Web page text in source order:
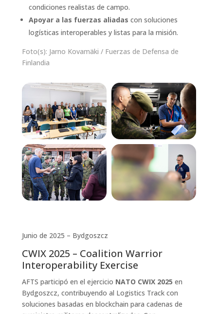
condiciones realistas de campo.
Apoyar a las fuerzas aliadas con soluciones
logísticas interoperables y listas para la misión.
Foto(s): Jarno Kovamäki / Fuerzas de Defensa de
Finlandia
Junio de 2025 – Bydgoszcz
CWIX 2025 – Coalition Warrior
Interoperability Exercise
AFTS participó en el ejercicio NATO CWIX 2025 en
Bydgoszcz, contribuyendo al Logistics Track con
soluciones basadas en blockchain para cadenas de